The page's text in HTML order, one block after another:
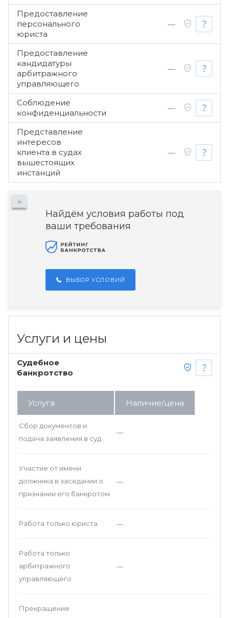
Предоставление
персонального
юриста
—
Предоставление
кандидатуры
арбитражного
управляющего
—
Соблюдение
конфиденциальности
—
Представление
интересов
клиента в судах
вышестоящих
инстанций
—
4
Найдём условия работы под
ваши требования
ВЫБОР УСЛОВИЙ
Услуги и цены
Судебное
банкротство
Услуга Наличие/цена
Сбор документов и
подача заявления в суд
—
Участие от имени
должника в заседании о
признании его банкротом
—
Работа только юриста —
Работа только
арбитражного
управляющего
—
Прекращение